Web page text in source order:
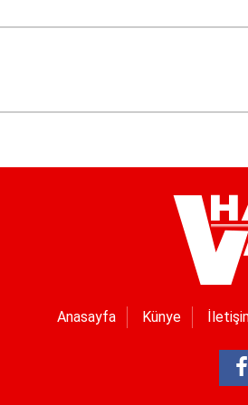
Anasayfa Künye